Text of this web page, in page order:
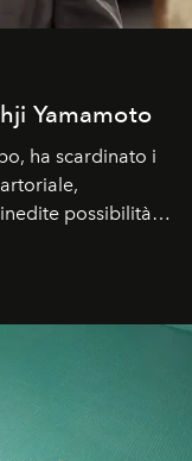
Yamamoto
ha scardinato i
possibilità
di silhouette.
moda.